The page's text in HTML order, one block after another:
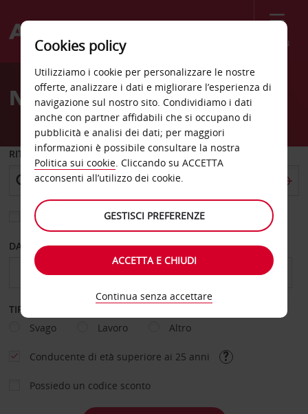
Menù
Welcome
AvisNoleggio auto Kamenz P
RITIRO DA
Scegli una località di riconsegna diversa
DAL GIORNO AL GIORNO
TIPOLOGIA DI NOLEGGIO
Svago
Lavoro Altro
Conducente di età superiore ai 25 anni
Possiedo un codice sconto
Cookies policy
Utilizziamo i cookie per personalizzare le nostre
offerte, analizzare i dati e migliorare l’esperienza di
navigazione sul nostro sito. Condividiamo i dati
anche con partner affidabili che si occupano di
pubblicità e analisi dei dati; per maggiori
informazioni è possibile consultare la nostra
Politica sui cookie. Cliccando su ACCETTA
acconsenti all’utilizzo dei cookie.
GESTISCI PREFERENZE
ACCETTA E CHIUDI
Continua senza accettare